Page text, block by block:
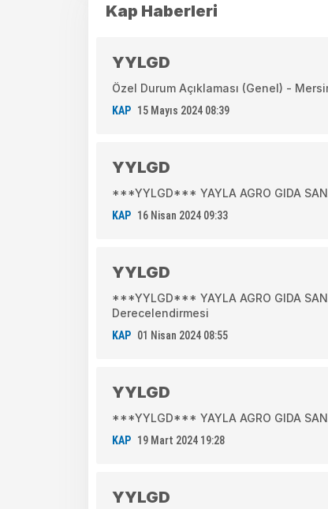
Kap Haberleri
YYLGD
Özel Durum Açıklaması (Genel) -
KAP 15 Mayıs 2024 08:39
YYLGD
***YYLGD*** YAYLA AGRO GIDA
KAP 16 Nisan 2024 09:33
YYLGD
***YYLGD*** YAYLA AGRO GIDA
Derecelendirmesi
KAP 01 Nisan 2024 08:55
YYLGD
***YYLGD*** YAYLA AGRO GIDA
KAP 19 Mart 2024 19:28
YYLGD